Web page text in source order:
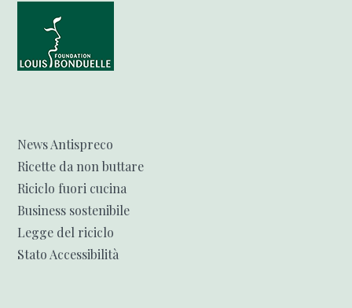
News Antispreco
Ricette da non buttare
Riciclo fuori cucina
Business sostenibile
Legge del riciclo
Stato Accessibilità